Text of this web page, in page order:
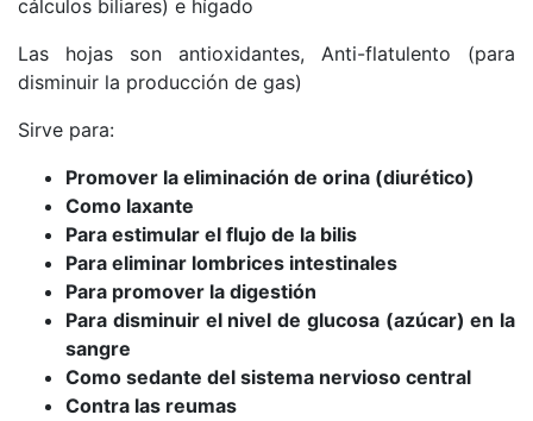
cálculos biliares) e hígado
Las hojas son antioxidantes, Anti-flatulento (para
disminuir la producción de gas)
Sirve para:
Promover la eliminación de orina (diurético)
Como laxante
Para estimular el flujo de la bilis
Para eliminar lombrices intestinales
Para promover la digestión
Para disminuir el nivel de glucosa (azúcar) en la
sangre
Como sedante del sistema nervioso central
Contra las reumas